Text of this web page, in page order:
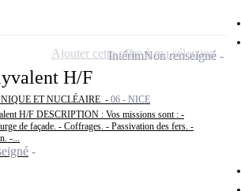
H/F
ET NUCLÉAIRE - 06 - NICE
H/F DESCRIPTION : Vos missions sont : -
de façade. - Coffrages. - Passivation des fers. -
-...
IntérimNon renseigné
Ajouter cette offre à ma sélection